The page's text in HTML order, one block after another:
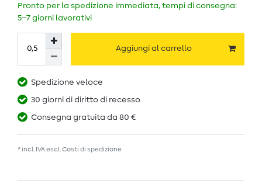
Pronto per la spedizione immediata, tempi di consegna:
5–7 giorni lavorativi
Aggiungi al carrello
Spedizione veloce
30 giorni di diritto di recesso
Consegna gratuita da 80 €
* incl. IVA escl. Costi di spedizione